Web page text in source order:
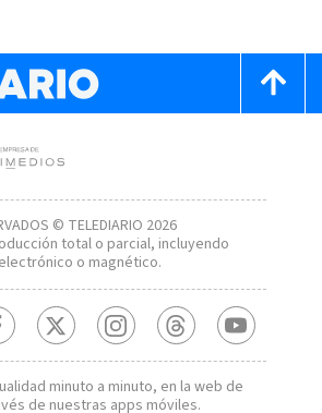
© TELEDIARIO 2026
total o parcial, incluyendo
o magnético.
minuto a minuto, en la web de
de nuestras apps móviles.